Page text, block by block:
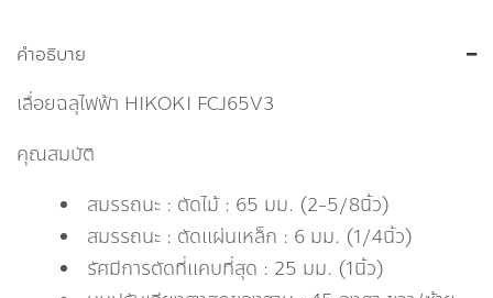
คำอธิบาย
เลื่อยฉลุไฟฟ้า HIKOKI FCJ65V3
คุณสมบัติ
สมรรถนะ : ตัดไม้ : 65 มม. (2-5/8นิ้ว)
สมรรถนะ : ตัดแผ่นเหล็ก : 6 มม. (1/4นิ้ว)
รัศมีการตัดที่แคบที่สุด : 25 มม. (1นิ้ว)